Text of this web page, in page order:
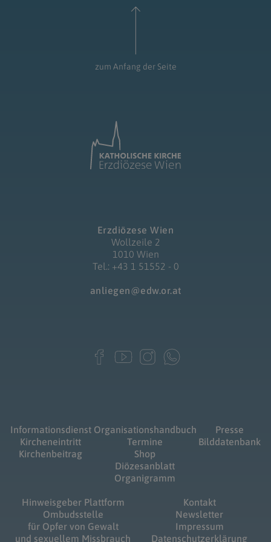
zum Anfang der Seite
Erzdiözese Wien
Wollzeile 2
1010 Wien
Tel.: +43 1 51552 - 0
anliegen@edw.or.at
Informationsdienst
Kircheneintritt
Kirchenbeitrag
Organisationshandbuch
Termine
Shop
Diözesanblatt
Organigramm
Presse
Bilddatenbank
Hinweisgeber Plattform
Ombudsstelle
für Opfer von Gewalt
und sexuellem Missbrauch
Kontakt
Newsletter
Impressum
Datenschutzerklärung